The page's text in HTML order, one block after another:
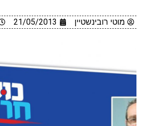
מוטי רובינשטיין 21/05/2013